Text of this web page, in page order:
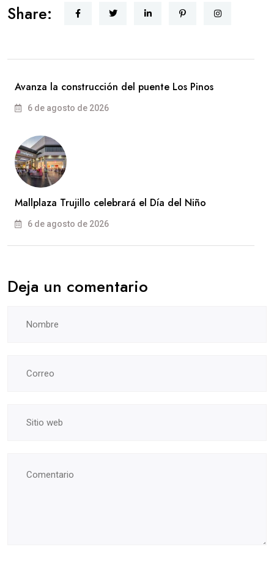
Share:
Avanza la construcción del puente Los Pinos
6 de agosto de 2026
Mallplaza Trujillo celebrará el Día del Niño
6 de agosto de 2026
Deja un comentario